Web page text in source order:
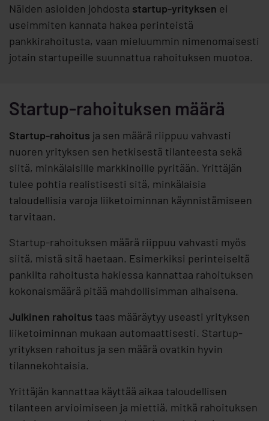
Näiden asioiden johdosta startup-yrityksen ei
useimmiten kannata hakea perinteistä
pankkirahoitusta, vaan mieluummin nimenomaisesti
jotain startupeille suunnattua rahoituksen muotoa.
Startup-rahoituksen määrä
Startup-rahoitus ja sen määrä riippuu vahvasti
nuoren yrityksen sen hetkisestä tilanteesta sekä
siitä, minkälaisille markkinoille pyritään. Yrittäjän
tulee pohtia realistisesti sitä, minkälaisia
taloudellisia varoja liiketoiminnan käynnistämiseen
tarvitaan.
Startup-rahoituksen määrä riippuu vahvasti myös
siitä, mistä sitä haetaan. Esimerkiksi perinteiseltä
pankilta rahoitusta hakiessa kannattaa rahoituksen
kokonaismäärä pitää mahdollisimman alhaisena.
Julkinen rahoitus taas määräytyy useasti yrityksen
liiketoiminnan mukaan automaattisesti. Startup-
yrityksen rahoitus ja sen määrä ovatkin hyvin
tilannekohtaisia.
Yrittäjän kannattaa käyttää aikaa taloudellisen
tilanteen arvioimiseen ja miettiä, mitkä rahoituksen